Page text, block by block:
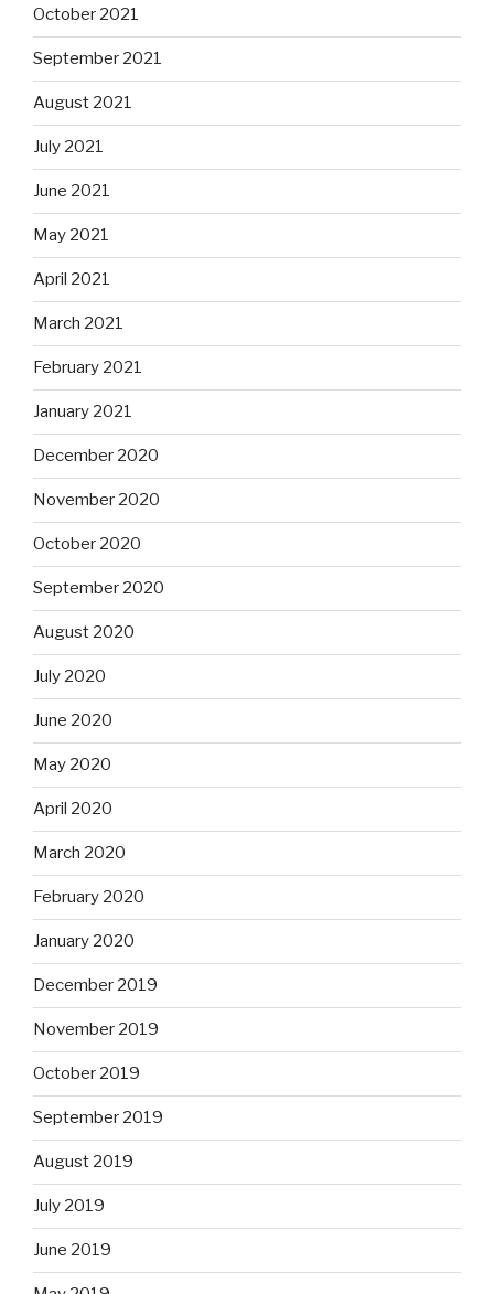
October 2021
September 2021
August 2021
July 2021
June 2021
May 2021
April 2021
March 2021
February 2021
January 2021
December 2020
November 2020
October 2020
September 2020
August 2020
July 2020
June 2020
May 2020
April 2020
March 2020
February 2020
January 2020
December 2019
November 2019
October 2019
September 2019
August 2019
July 2019
June 2019